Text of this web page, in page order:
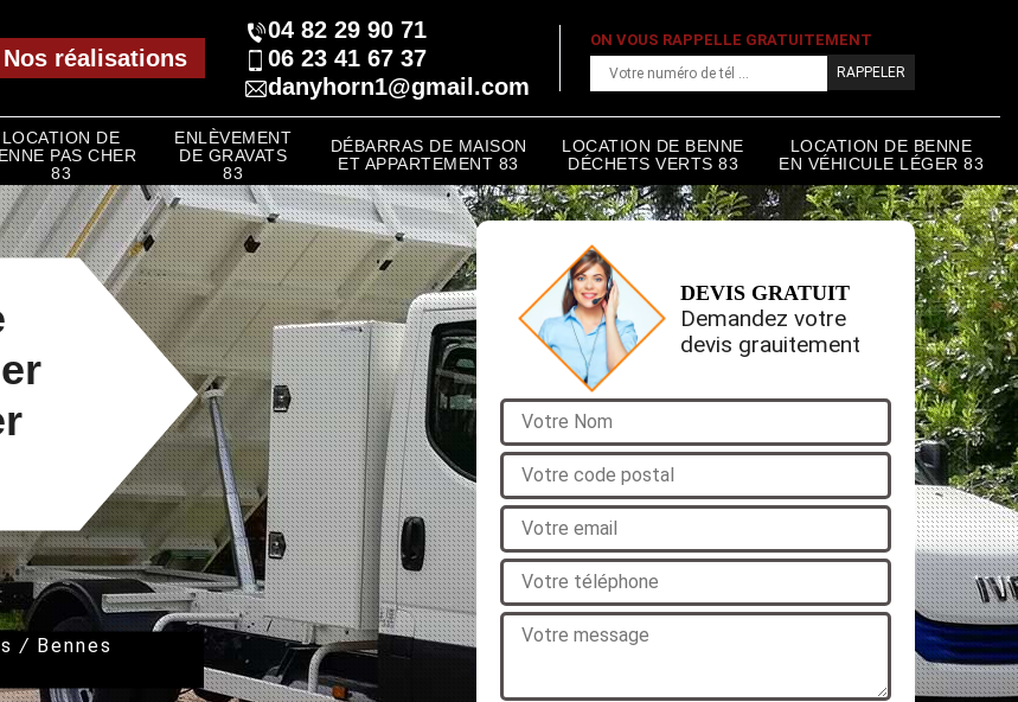
Nos réalisations
04 82 29 90 71
06 23 41 67 37
danyhorn1@gmail.com
ON VOUS RAPPELLE GRATUITEMENT
LOCATION DE
PAS CHER
83
ENLÈVEMENT
DE GRAVATS
83
DÉBARRAS DE MAISON
ET APPARTEMENT 83
LOCATION DE BENNE
DÉCHETS VERTS 83
LOCATION DE BENNE
EN VÉHICULE LÉGER 83
/ Bennes
DEVIS GRATUIT
Demandez votre
devis grauitement